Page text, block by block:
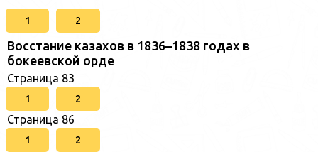
1 2
Восстание казахов в 1836–1838 годах в
бокеевской орде
Страница 83
1 2
Страница 86
1 2